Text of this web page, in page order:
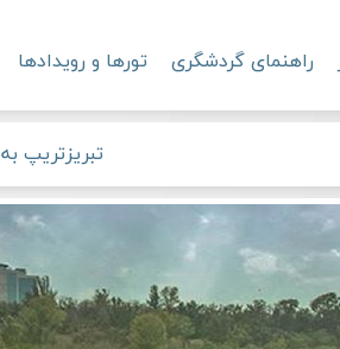
راهنمای گردشگری تورها و رویدادها
تبریزتریپ